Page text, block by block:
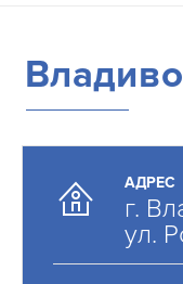
АДРЕС
г.
ул.